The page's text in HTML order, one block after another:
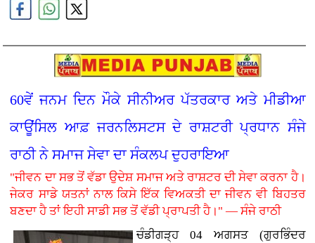
60ਵੇਂ ਜਨਮ ਦਿਨ ਮੌਕੇ ਸੀਨੀਅਰ ਪੱਤਰਕਾਰ ਅਤੇ ਮੀਡੀਆ
ਕਾਊਂਸਿਲ ਆਫ਼ ਜਰਨਲਿਸਟਸ ਦੇ ਰਾਸ਼ਟਰੀ ਪ੍ਰਧਾਨ ਸੰਜੇ
ਰਾਠੀ ਨੇ ਸਮਾਜ ਸੇਵਾ ਦਾ ਸੰਕਲਪ ਦੁਹਰਾਇਆ
"ਜੀਵਨ ਦਾ ਸਭ ਤੋਂ ਵੱਡਾ ਉਦੇਸ਼ ਸਮਾਜ ਅਤੇ ਰਾਸ਼ਟਰ ਦੀ ਸੇਵਾ ਕਰਨਾ ਹੈ।
ਜੇਕਰ ਸਾਡੇ ਯਤਨਾਂ ਨਾਲ ਕਿਸੇ ਇੱਕ ਵਿਅਕਤੀ ਦਾ ਜੀਵਨ ਵੀ ਬਿਹਤਰ
ਬਣਦਾ ਹੈ ਤਾਂ ਇਹੀ ਸਾਡੀ ਸਭ ਤੋਂ ਵੱਡੀ ਪ੍ਰਾਪਤੀ ਹੈ।" — ਸੰਜੇ ਰਾਠੀ
ਚੰਡੀਗੜ੍ਹ 04 ਅਗਸਤ (ਗੁਰਭਿੰਦਰ